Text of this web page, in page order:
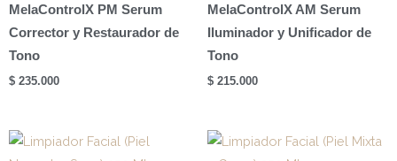
MelaControlX PM Serum
Corrector y Restaurador de
Tono
$ 235.000
MelaControlX AM Serum
Iluminador y Unificador de
Tono
$ 215.000